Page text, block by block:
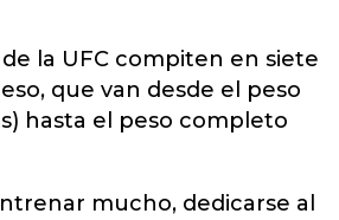
la UFC compiten en siete
que van desde el peso
hasta el peso completo
mucho, dedicarse al